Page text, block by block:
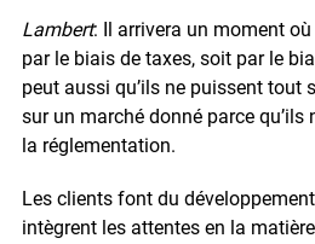
Lambert: Il arrivera un moment
par le biais de taxes, soit par le
peut aussi qu’ils ne puissent tout
sur un marché donné parce
la réglementation.
Les clients font du
intègrent les attentes en la